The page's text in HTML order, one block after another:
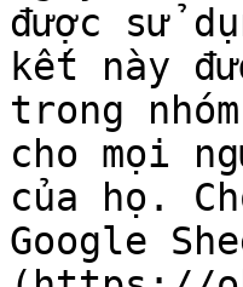
được sử
kết này
trong
cho mọi
của họ.
Google